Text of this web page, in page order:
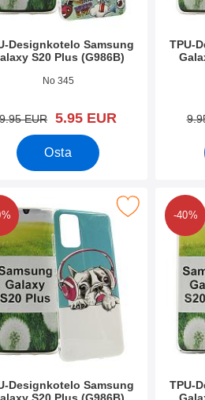
Designkotelo Samsung
S20 Plus (G986B)
35048
No 345
vanha hinta
9.95 EUR uusi hinta
5.95 EUR
Osta
TPU-
Plus (G986B) suosikiksi
Designkotelo Samsung
Samsung Galaxy S20
-40%
TPU-
Merkitse tPU-